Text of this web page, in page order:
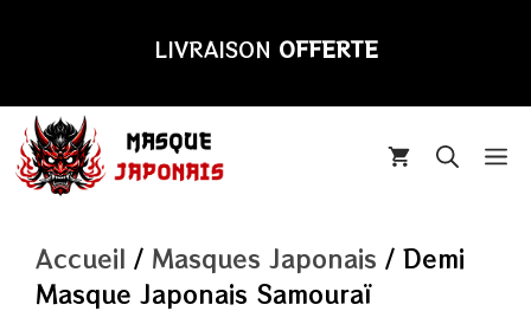
LIVRAISON OFFERTE
Accueil / Masques Japonais / Demi
Masque Japonais Samouraï